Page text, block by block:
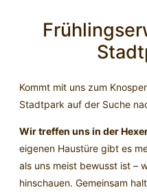
Kommt mit uns zum
Stadtpark auf der Suche
Wir treffen uns in der
eigenen Haustüre gibt es
als uns meist bewusst ist –
hinschauen. Gemeinsam